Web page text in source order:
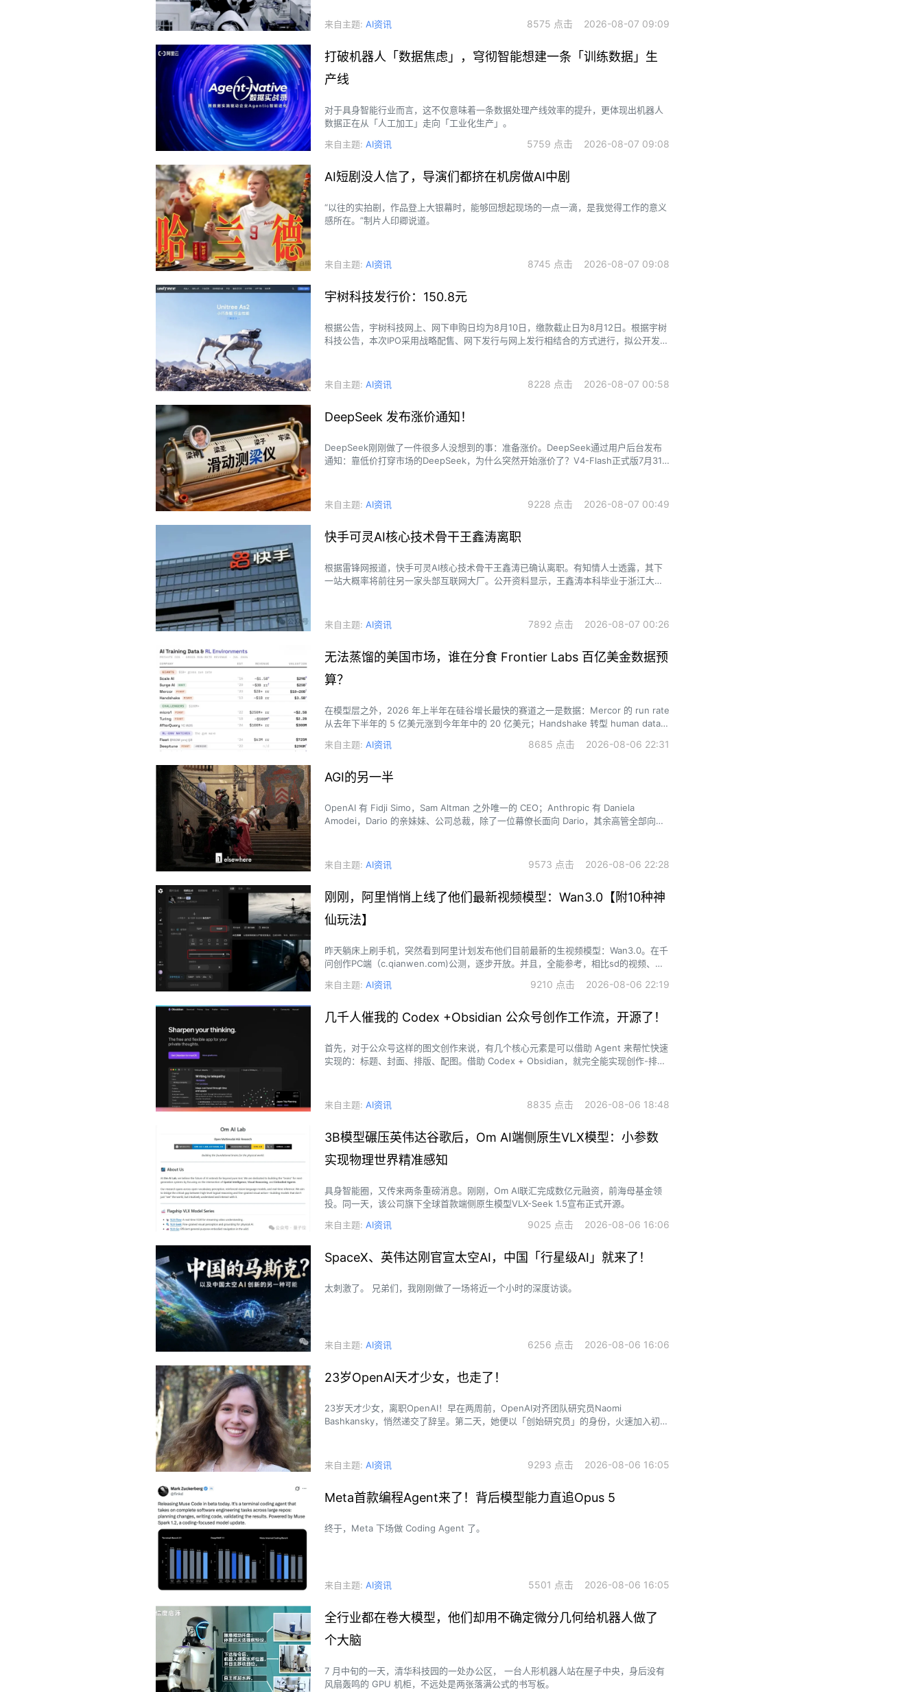
来自主题: AI资讯 8575 点击 2026-08-07 09:09
打破机器人「数据焦虑」，穹彻智能想建一条「训练数据」生
产线
对于具身智能行业而言，这不仅意味着一条数据处理产线效率的提升，更体现出机器人
数据正在从「人工加工」走向「工业化生产」。
来自主题: AI资讯 5759 点击 2026-08-07 09:08
​AI短剧没人信了，导演们都挤在机房做AI中剧
“以往的实拍剧，作品登上大银幕时，能够回想起现场的一点一滴，是我觉得工作的意义
感所在。”制片人印卿说道。
来自主题: AI资讯 8745 点击 2026-08-07 09:08
宇树科技发行价：150.8元
根据公告，宇树科技网上、网下申购日均为8月10日，缴款截止日为8月12日。根据宇树
科技公告，本次IPO采用战略配售、网下发行与网上发行相结合的方式进行，拟公开发行
来自主题: AI资讯 8228 点击 2026-08-07 00:58
DeepSeek 发布涨价通知！
DeepSeek刚刚做了一件很多人没想到的事：准备涨价。DeepSeek通过用户后台发布
通知：靠低价打穿市场的DeepSeek，为什么突然开始涨价了？V4-Flash正式版7月31
来自主题: AI资讯 9228 点击 2026-08-07 00:49
快手可灵AI核心技术骨干王鑫涛离职
根据雷锋网报道，快手可灵AI核心技术骨干王鑫涛已确认离职。有知情人士透露，其下
一站大概率将前往另一家头部互联网大厂。公开资料显示，王鑫涛本科毕业于浙江大
来自主题: AI资讯 7892 点击 2026-08-07 00:26
无法蒸馏的美国市场，谁在分食 Frontier Labs 百亿美金数据预
算？
在模型层之外，2026 年上半年在硅谷增长最快的赛道之一是数据：Mercor 的 run rate
从去年下半年的 5 亿美元涨到今年年中的 20 亿美元；Handshake 转型 human data
年内从百万美元级别做到 6000 万美元 run rate，
来自主题: AI资讯 8685 点击 2026-08-06 22:31
AGI的另一半
OpenAI 有 Fidji Simo，Sam Altman 之外唯一的 CEO；Anthropic 有 Daniela
Amodei，Dario 的亲妹妹、公司总裁，除了一位幕僚长面向 Dario，其余高管全部向她
来自主题: AI资讯 9573 点击 2026-08-06 22:28
刚刚，阿里悄悄上线了他们最新视频模型：Wan3.0【附10种神
仙玩法】
昨天躺床上刷手机，突然看到阿里计划发布他们目前最新的生视频模型：Wan3.0。在千
问创作PC端（c.qianwen.com)公测，逐步开放。并且，全能参考，相比sd的视频、文
来自主题: AI资讯 9210 点击 2026-08-06 22:19
几千人催我的 Codex +Obsidian 公众号创作工作流，开源了！
首先，对于公众号这样的图文创作来说，有几个核心元素是可以借助 Agent 来帮忙快速
实现的：标题、封面、排版、配图。借助 Codex + Obsidian，就完全能实现创作-排
来自主题: AI资讯 8835 点击 2026-08-06 18:48
3B模型碾压英伟达谷歌后，Om AI端侧原生VLX模型：小参数
实现物理世界精准感知
具身智能圈，又传来两条重磅消息。刚刚，Om AI联汇完成数亿元融资，前海母基金领
投。同一天，该公司旗下全球首款端侧原生模型VLX-Seek 1.5宣布正式开源。
来自主题: AI资讯 9025 点击 2026-08-06 16:06
SpaceX、英伟达刚官宣太空AI，中国「行星级AI」就来了！
太刺激了。 兄弟们，我刚刚做了一场将近一个小时的深度访谈。
来自主题: AI资讯 6256 点击 2026-08-06 16:06
23岁OpenAI天才少女，也走了！
23岁天才少女，离职OpenAI！早在两周前，OpenAI对齐团队研究员Naomi
Bashkansky，悄然递交了辞呈。第二天，她便以「创始研究员」的身份，火速加入初创
来自主题: AI资讯 9293 点击 2026-08-06 16:05
Meta首款编程Agent来了！背后模型能力直追Opus 5
终于，Meta 下场做 Coding Agent 了。
来自主题: AI资讯 5501 点击 2026-08-06 16:05
全行业都在卷大模型，他们却用不确定微分几何给机器人做了
个大脑
7 月中旬的一天，清华科技园的一处办公区， 一台人形机器人站在屋子中央，身后没有
风扇轰鸣的 GPU 机柜，不远处是两张落满公式的书写板。